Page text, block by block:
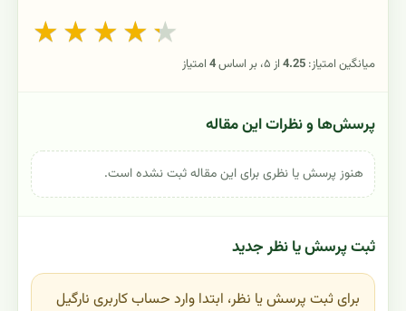
★ ★ ★ ★ ★
میانگین امتیاز: 4.25از ۵، بر اساس 4امتیاز
پرسش‌ها و نظرات این مقاله
هنوز پرسش یا نظری برای این مقاله ثبت نشده است.
ثبت پرسش یا نظر جدید
برای ثبت پرسش یا نظر، ابتدا وارد حساب کاربری نارگیل